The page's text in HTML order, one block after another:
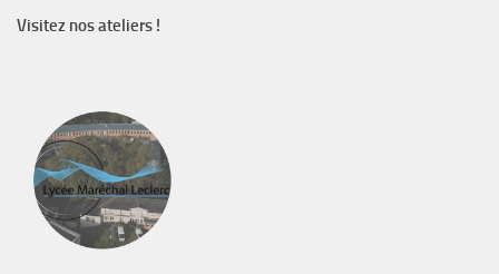
Visitez nos ateliers !